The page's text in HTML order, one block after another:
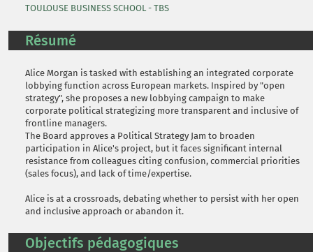
TOULOUSE BUSINESS SCHOOL - TBS
Résumé
Alice Morgan is tasked with establishing an integrated corporate
lobbying function across European markets. Inspired by "open
strategy", she proposes a new lobbying campaign to make
corporate political strategizing more transparent and inclusive of
frontline managers.
The Board approves a Political Strategy Jam to broaden
participation in Alice's project, but it faces significant internal
resistance from colleagues citing confusion, commercial priorities
(sales focus), and lack of time/expertise.
Alice is at a crossroads, debating whether to persist with her open
and inclusive approach or abandon it.
Objectifs pédagogiques